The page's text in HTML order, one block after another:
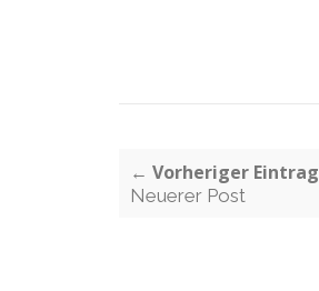
← Vorheriger Eintrag
Neuerer Post